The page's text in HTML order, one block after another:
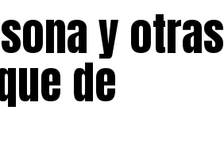
y otras
de